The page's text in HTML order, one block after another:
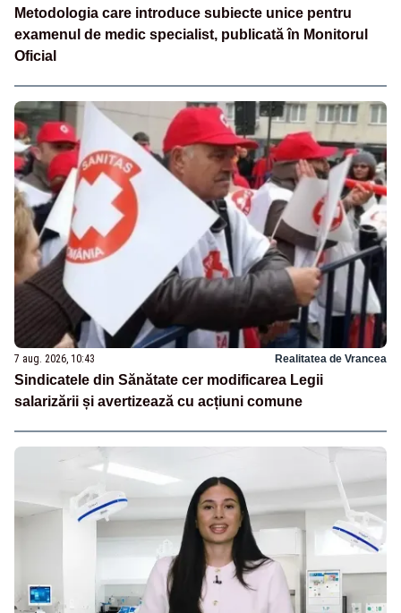
Metodologia care introduce subiecte unice pentru
examenul de medic specialist, publicată în Monitorul
Oficial
7 aug. 2026, 10:43 Realitatea de Vrancea
Sindicatele din Sănătate cer modificarea Legii
salarizării și avertizează cu acțiuni comune